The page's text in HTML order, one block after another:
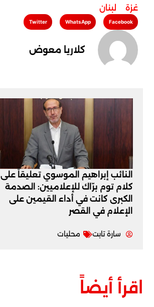
غزة لبنان
Facebook
WhatsApp
Twitter
كلاريا معوض
النائب إبراهيم الموسوي تعليقاً على
كلام توم برّاك للإعلاميين: الصدمة
الكبرى كانت في أداء القيمين على
‏الإعلام في القصر
سارة تابت محليات
اقرأ أيضاً